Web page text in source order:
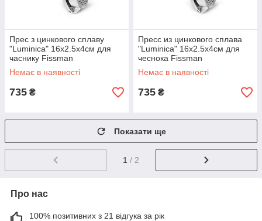
Прес з цинкового сплаву
"Luminica" 16х2.5х4см для
часнику Fissman
Немає в наявності
735 ₴
Пресс из цинкового сплава
"Luminica" 16х2.5х4см для
чеснока Fissman
Немає в наявності
735 ₴
Показати ще
1 / 2
Про нас
100% позитивних з 21 відгука за рік